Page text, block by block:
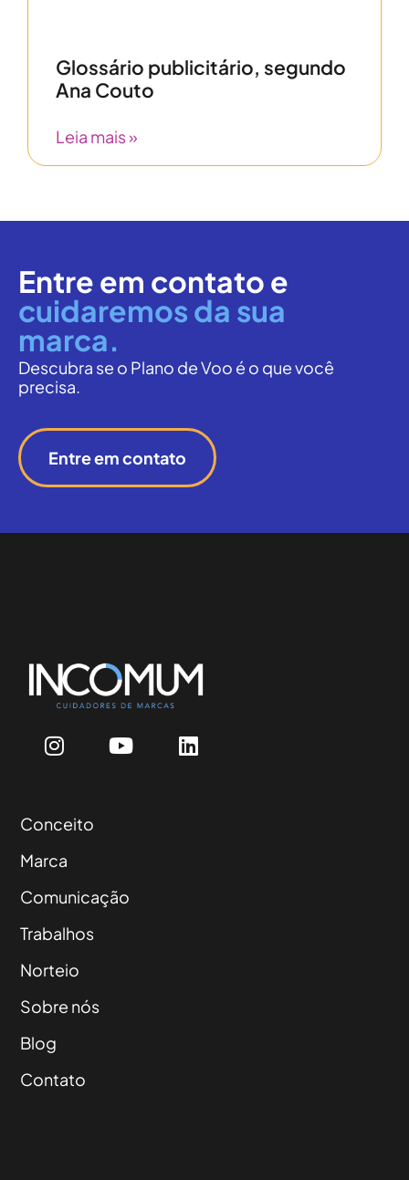
Glossário publicitário, segundo
Ana Couto
Leia mais »
Entre em contato e
cuidaremos da sua
marca.
Descubra se o Plano de Voo é o que você
precisa.
Entre em contato
Conceito
Marca
Comunicação
Trabalhos
Norteio
Sobre nós
Blog
Contato